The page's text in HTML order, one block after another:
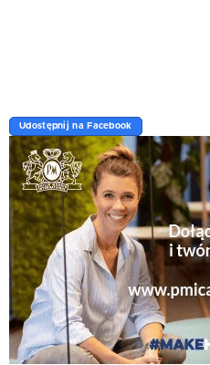
Udostępnij na Facebook